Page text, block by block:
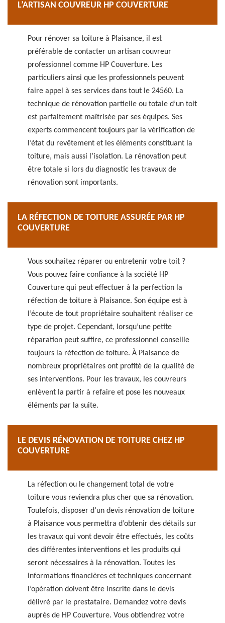
L’ARTISAN COUVREUR HP COUVERTURE
Pour rénover sa toiture à Plaisance, il est
préférable de contacter un artisan couvreur
professionnel comme HP Couverture. Les
particuliers ainsi que les professionnels peuvent
faire appel à ses services dans tout le 24560. La
technique de rénovation partielle ou totale d’un toit
est parfaitement maîtrisée par ses équipes. Ses
experts commencent toujours par la vérification de
l’état du revêtement et les éléments constituant la
toiture, mais aussi l’isolation. La rénovation peut
être totale si lors du diagnostic les travaux de
rénovation sont importants.
LA RÉFECTION DE TOITURE ASSURÉE PAR HP
COUVERTURE
Vous souhaitez réparer ou entretenir votre toit ?
Vous pouvez faire confiance à la société HP
Couverture qui peut effectuer à la perfection la
réfection de toiture à Plaisance. Son équipe est à
l’écoute de tout propriétaire souhaitent réaliser ce
type de projet. Cependant, lorsqu’une petite
réparation peut suffire, ce professionnel conseille
toujours la réfection de toiture. À Plaisance de
nombreux propriétaires ont profité de la qualité de
ses interventions. Pour les travaux, les couvreurs
enlèvent la partir à refaire et pose les nouveaux
éléments par la suite.
LE DEVIS RÉNOVATION DE TOITURE CHEZ HP
COUVERTURE
La réfection ou le changement total de votre
toiture vous reviendra plus cher que sa rénovation.
Toutefois, disposer d’un devis rénovation de toiture
à Plaisance vous permettra d’obtenir des détails sur
les travaux qui vont devoir être effectués, les coûts
des différentes interventions et les produits qui
seront nécessaires à la rénovation. Toutes les
informations financières et techniques concernant
l’opération doivent être inscrite dans le devis
délivré par le prestataire. Demandez votre devis
auprès de HP Couverture. Vous obtiendrez votre